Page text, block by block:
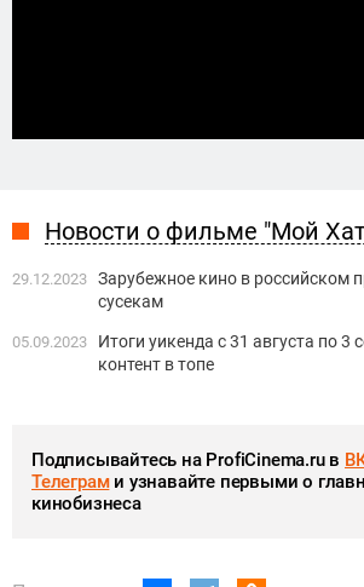
Новости о фильме "Мой
29.12.2023 Зарубежное кино в российском
сусекам
05.09.2023
Итоги уикенда с 31 августа по 3
контент в топе
Подписывайтесь на ProfiCinema.ru в
Телеграми узнавайте первыми о
кинобизнеса